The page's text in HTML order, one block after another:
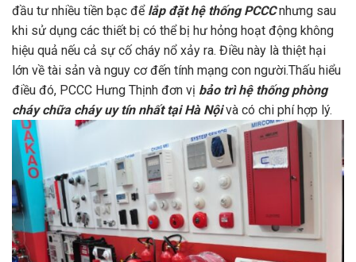
đầu tư nhiều tiền bạc đểlắp đặt hệ thống PCCC nhưng sau
khi sử dụng các thiết bị có thể bị hư hỏng hoạt động không
hiệu quả nếu cả sự cố cháy nổ xảy ra. Điều này là thiệt hại
lớn về tài sản và nguy cơ đến tính mạng con người.Thấu hiểu
điều đó, PCCC Hưng Thịnh đơn vị bảo trì hệ thống phòng
cháy chữa cháy uy tín nhất tại Hà Nộivà có chi phí hợp lý.